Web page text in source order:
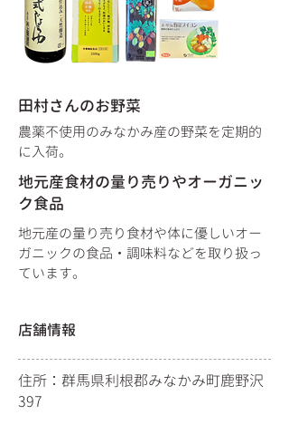
田村さんのお野菜
​農薬不使用のみなかみ産の野菜を定期的
に入荷。
地元産食材の量り売りやオーガニッ
ク食品
​地元産の量り売り食材や体に優しいオー
ガニックの食品・調味料などを取り扱っ
ています。
店舗情報
住所：群馬県利根郡みなかみ町鹿野沢
397